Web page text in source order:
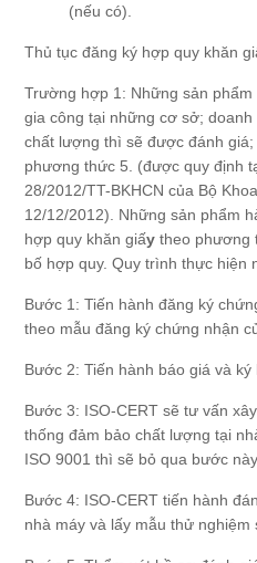
(nếu có).
Thủ tục đăng ký hợp quy khăn
Trường hợp 1: Những sản
gia công tại những cơ sở;
chất lượng thì sẽ được đánh
phương thức 5. (được quy định
28/2012/TT-BKHCN của Bộ
12/12/2012). Những sản phẩm
hợp quy khăn giấy theo phương
bố hợp quy. Quy trình thực hiện
Bước 1: Tiến hành đăng ký
theo mẫu đăng ký chứng nhận
Bước 2: Tiến hành báo giá và ký
Bước 3: ISO-CERT sẽ tư vấn
thống đảm bảo chất lượng tại
ISO 9001 thì sẽ bỏ qua bước
Bước 4: ISO-CERT tiến hành
nhà máy và lấy mẫu thử nghiệm